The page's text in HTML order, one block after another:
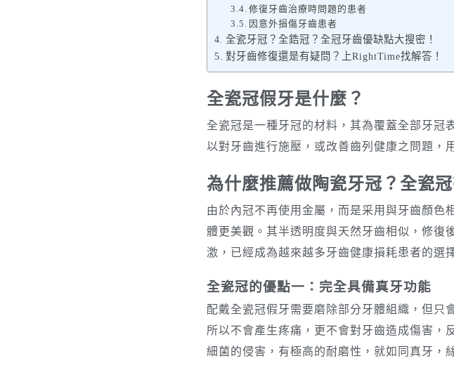
修復牙齒治療時問題的患者
因意外損傷牙齒患者
全瓷牙冠？全鋯冠？全冠牙齒優缺點大搜密！
對牙齒修復還是有疑問？上RightTime找解答！
全瓷冠假牙是什麼？
全瓷冠是一種牙冠的材料，其為覆蓋全部牙冠
以對牙齒進行施壓，或改善齒列健康之問題，
為什麼推薦做陶瓷牙冠？全瓷冠
由於內冠不再使用金屬，而是采用與牙齒顏色
體更美觀。其半透明度與天然牙齒相似，修復
激，已經成為越來越多牙齒健康損耗患者的選
全瓷冠的優點一：完全具備真牙功能
配戴全瓷冠假牙需要磨除部分牙體組織，但只
所以不會產生疼痛，更不會對牙齒造成傷害，
細菌的侵害，有極高的耐磨性，就如同真牙，